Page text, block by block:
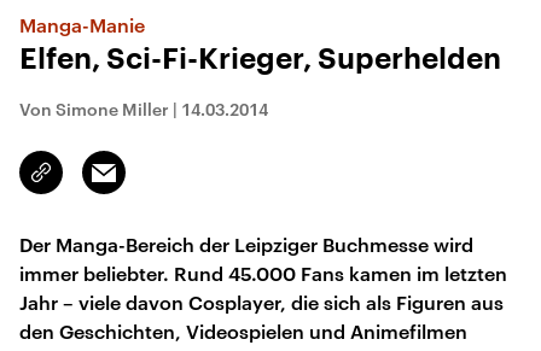
Manga-Manie
Elfen, Sci-Fi-Krieger, Superhelden
Von Simone Miller | 14.03.2014
Link
kopieren/teilen
Email
Der Manga-Bereich der Leipziger Buchmesse wird
immer beliebter. Rund 45.000 Fans kamen im letzten
Jahr – viele davon Cosplayer, die sich als Figuren aus
den Geschichten, Videospielen und Animefilmen